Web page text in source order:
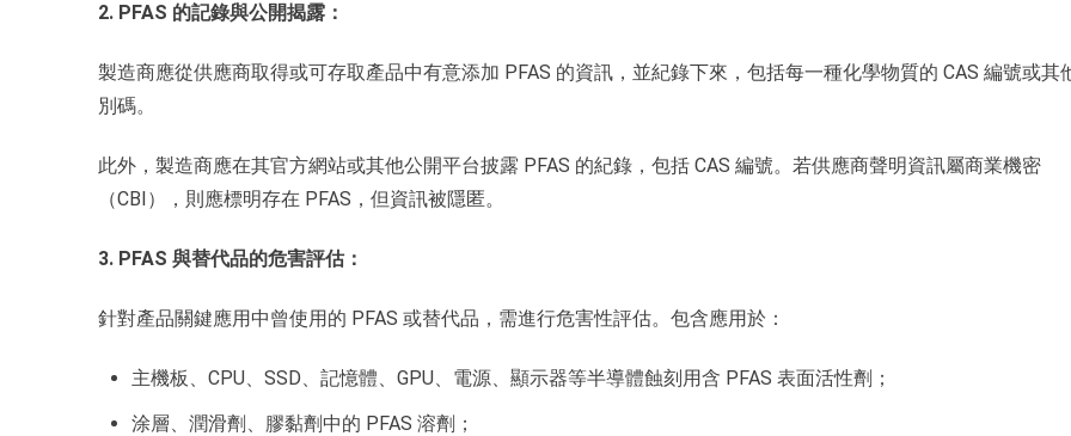
2. PFAS 的記錄與公開揭露：
製造商應從供應商取得或可存取產品中有意添加 PFAS 的資訊，並紀錄下來，包括每一種化學物質的 CAS 編號或其
別碼。
此外，製造商應在其官方網站或其他公開平台披露 PFAS 的紀錄，包括 CAS 編號。若供應商聲明資訊屬商業機密
（CBI），則應標明存在 PFAS，但資訊被隱匿。
3. PFAS 與替代品的危害評估：
針對產品關鍵應用中曾使用的 PFAS 或替代品，需進行危害性評估。包含應用於：
主機板、CPU、SSD、記憶體、GPU、電源、顯示器等半導體蝕刻用含 PFAS 表面活性劑；
涂層、潤滑劑、膠黏劑中的 PFAS 溶劑；